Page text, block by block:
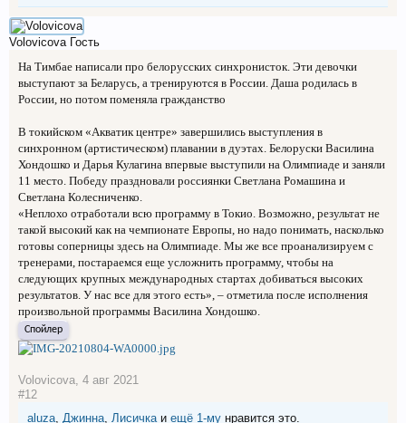
Volovicova Гость
На Тимбае написали про белорусских синхронисток. Эти девочки
выступают за Беларусь, а тренируются в России. Даша родилась в
России, но потом поменяла гражданство
В токийском «Акватик центре» завершились выступления в
синхронном (артистическом) плавании в дуэтах. Белоруски Василина
Хондошко и Дарья Кулагина впервые выступили на Олимпиаде и заняли
11 место. Победу праздновали россиянки Светлана Ромашина и
Светлана Колесниченко.
«Неплохо отработали всю программу в Токио. Возможно, результат не
такой высокий как на чемпионате Европы, но надо понимать, насколько
готовы соперницы здесь на Олимпиаде. Мы же все проанализируем с
тренерами, постараемся еще усложнить программу, чтобы на
следующих крупных международных стартах добиваться высоких
результатов. У нас все для этого есть», – отметила после исполнения
произвольной программы Василина Хондошко.
Спойлер
Volovicova 4 авг 2021
#12
aluza Джинна Лисичка и ещё 1-му нравится это.